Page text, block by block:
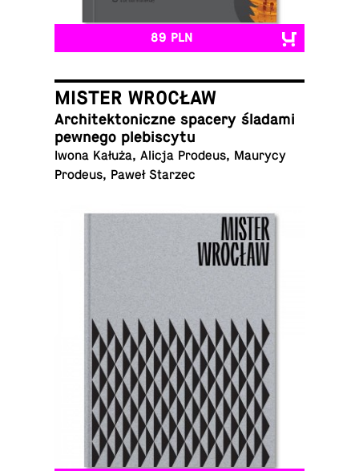
89 PLN
MISTER WROCŁAW
Ar­chi­tek­to­nicz­ne spacery śladami
pewnego plebiscytu
Iwona Kałuża, Alicja Prodeus, Maurycy
Prodeus, Paweł Starzec